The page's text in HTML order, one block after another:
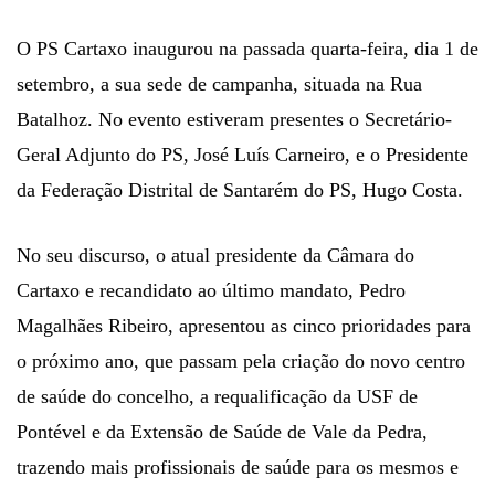
O PS Cartaxo inaugurou na passada quarta-feira, dia 1 de
setembro, a sua sede de campanha, situada na Rua
Batalhoz. No evento estiveram presentes o Secretário-
Geral Adjunto do PS, José Luís Carneiro, e o Presidente
da Federação Distrital de Santarém do PS, Hugo Costa.
No seu discurso, o atual presidente da Câmara do
Cartaxo e recandidato ao último mandato, Pedro
Magalhães Ribeiro, apresentou as cinco prioridades para
o próximo ano, que passam pela criação do novo centro
de saúde do concelho, a requalificação da USF de
Pontével e da Extensão de Saúde de Vale da Pedra,
trazendo mais profissionais de saúde para os mesmos e